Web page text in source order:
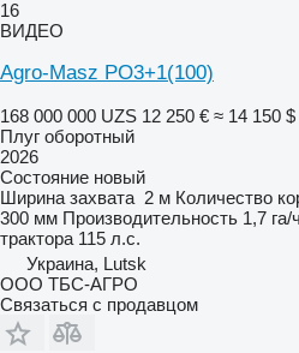
16
ВИДЕО
Agro-Masz PO3+1(100)
168 000 000 UZS 12 250 € ≈ 14 150 $
Плуг оборотный
2026
Состояние новый
Ширина захвата 2 м Количество
300 мм Производительность 1,7 га/
трактора 115 л.с.
Украина, Lutsk
ООО ТБС-АГРО
Связаться с продавцом